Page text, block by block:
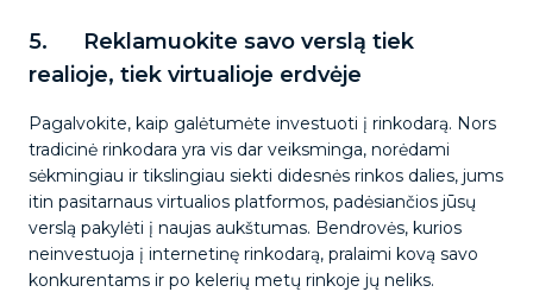
5. Reklamuokite savo verslą tiek
realioje, tiek virtualioje erdvėje
Pagalvokite, kaip galėtumėte investuoti į rinkodarą. Nors
tradicinė rinkodara yra vis dar veiksminga, norėdami
sėkmingiau ir tikslingiau siekti didesnės rinkos dalies, jums
itin pasitarnaus virtualios platformos, padėsiančios jūsų
verslą pakylėti į naujas aukštumas. Bendrovės, kurios
neinvestuoja į internetinę rinkodarą, pralaimi kovą savo
konkurentams ir po kelerių metų rinkoje jų neliks.